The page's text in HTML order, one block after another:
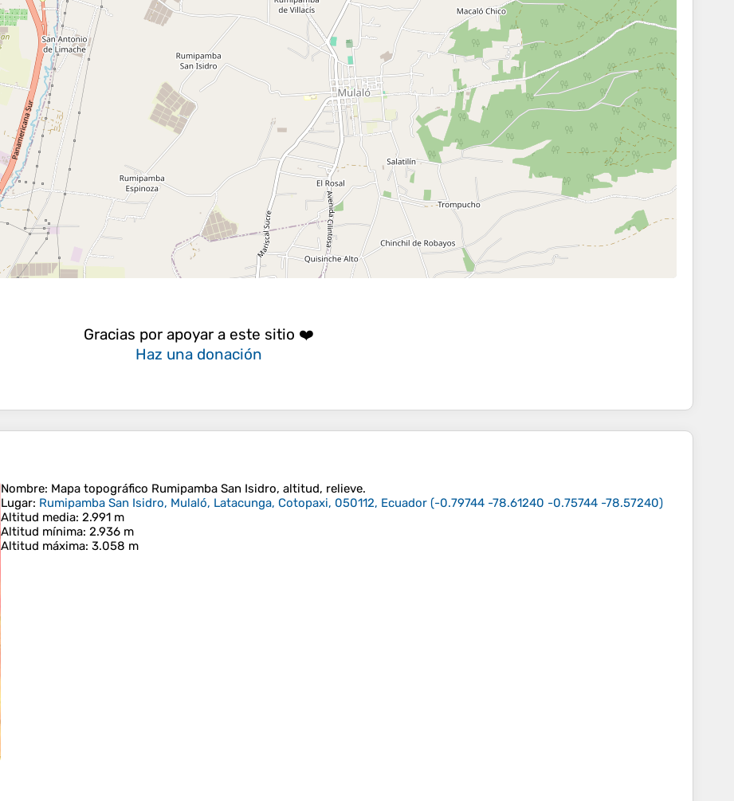
Gracias por apoyar a este sitio ❤️
Haz una donación
Nombre: Mapa topográfico Rumipamba San Isidro, altitud, relieve.
Lugar: Rumipamba San Isidro, Mulaló, Latacunga, Cotopaxi, 050112, Ecuador (-0.79744 -78.61240 -0.75744 -78.57240)
Altitud media: 2.991 m
Altitud mínima: 2.936 m
Altitud máxima: 3.058 m